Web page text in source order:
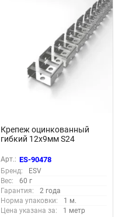
Крепеж оцинкованный
гибкий 12x9мм S24
Арт.: ES-90478
Бренд:
ESV
Вес:
60 г
Гарантия:
2 года
Норма упаковки:
1 м.
Цена указана за:
1 метр